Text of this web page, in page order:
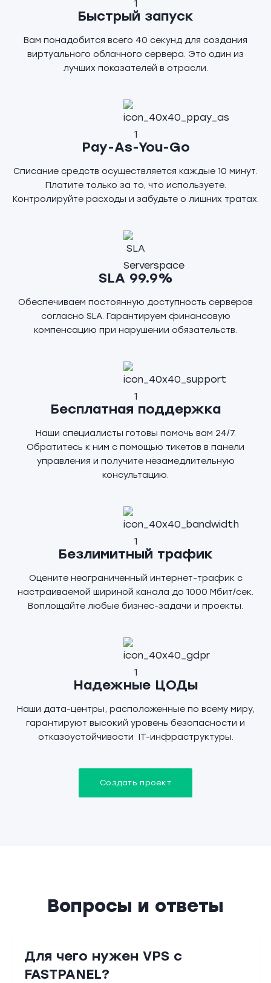
Быстрый запуск
Вам понадобится всего 40 секунд для создания
виртуального облачного сервера. Это один из
лучших показателей в отрасли.
Pay-As-You-Go
Списание средств осуществляется каждые 10 минут.
Платите только за то, что используете.
Контролируйте расходы и забудьте о лишних тратах.
SLA 99.9%
Обеспечиваем постоянную доступность серверов
согласно SLA. Гарантируем финансовую
компенсацию при нарушении обязательств.
Бесплатная поддержка
Наши специалисты готовы помочь вам 24/7.
Обратитесь к ним с помощью тикетов в панели
управления и получите незамедлительную
консультацию.
Безлимитный трафик
Оцените неограниченный интернет-трафик с
настраиваемой шириной канала до 1000 Мбит/сек.
Воплощайте любые бизнес-задачи и проекты.
Надежные ЦОДы
Наши дата-центры, расположенные по всему миру,
гарантируют высокий уровень безопасности и
отказоустойчивости IT-инфраструктуры.
Создать проект
Вопросы и ответы
Для чего нужен VPS с
FASTPANEL?